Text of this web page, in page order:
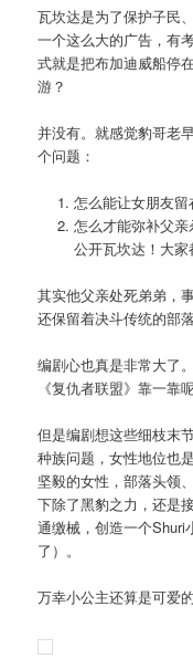
瓦坎达是为了保护子民
一个这么大的广告，有
式就是把布加迪威船停
游？
并没有。就感觉豹哥老
个问题：
怎么能让女朋友留
怎么才能弥补父
公开瓦坎达！大家
其实他父亲处死弟弟，
还保留着决斗传统的部
编剧心也真是非常大了
《复仇者联盟》靠一靠
但是编剧想这些细枝末
种族问题，女性地位也
坚毅的女性，部落头领
下除了黑豹之力，还是
通缴械，创造一个Shuri
了）。
万幸小公主还算是可爱